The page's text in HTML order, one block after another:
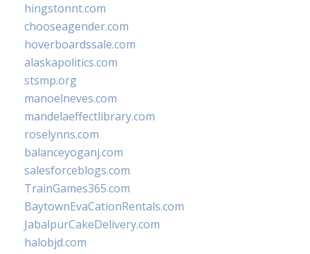
hingstonnt.com
chooseagender.com
hoverboardssale.com
alaskapolitics.com
stsmp.org
manoelneves.com
mandelaeffectlibrary.com
roselynns.com
balanceyoganj.com
salesforceblogs.com
TrainGames365.com
BaytownEvaCationRentals.com
JabalpurCakeDelivery.com
halobjd.com